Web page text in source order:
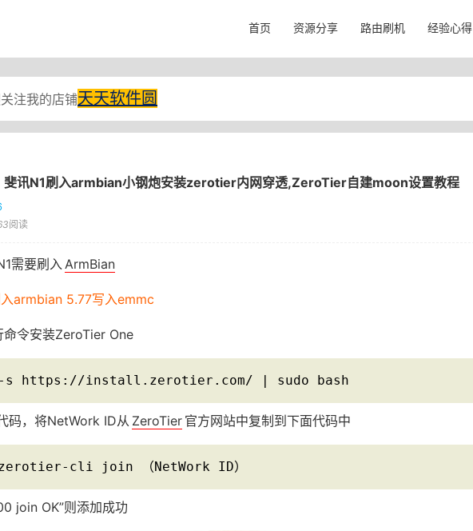
首页 资源分享 路由刷机 经验心得
注我的店铺天天软件圆
斐讯N1刷入armbian小钢炮安装zerotier内网穿透,ZeroTier自建moon设置教程
阅读
需要刷入 ArmBian
armbian 5.77写入emmc
命令安装ZeroTier One
s https://install.zerotier.com/ | sudo bash
码，将NetWork ID从 ZeroTier 官方网站中复制到下面代码中
cli join （NetWork ID）
join OK”则添加成功